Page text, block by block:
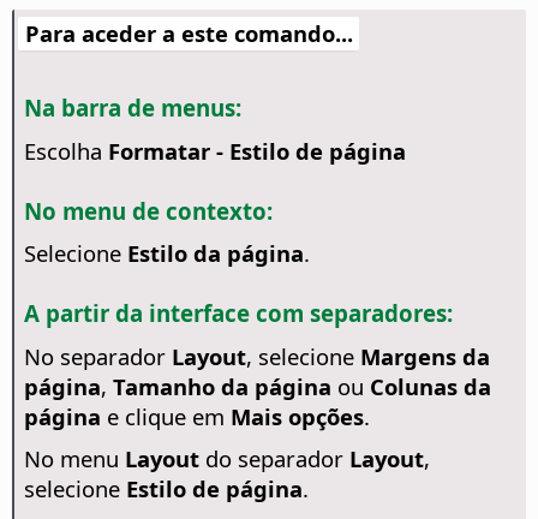
Para aceder a este comando...
Na barra de menus:
Escolha Formatar - Estilo de página
No menu de contexto:
Selecione Estilo da página.
A partir da interface com separadores:
No separador Layout, selecione Margens da
página, Tamanho da página ou Colunas da
página e clique em Mais opções.
No menu Layoutdo separador Layout,
selecione Estilo de página.